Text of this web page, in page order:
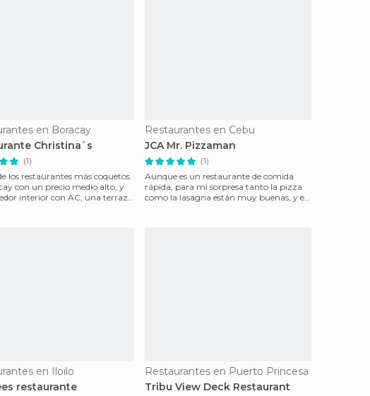
en Boracay
Christina`s
(1)
los restaurantes más coquetos
con un precio medio alto, y
interior con AC, una terraza
Restaurantes en Cebu
JCA Mr. Pizzaman
(1)
Aunque es un restaurante de comida
rápida, para mi sorpresa tanto la pizza
como la lasagna están muy buenas, y en
en Iloilo
restaurante
Restaurantes en Puerto Princesa
Tribu View Deck Restaurant